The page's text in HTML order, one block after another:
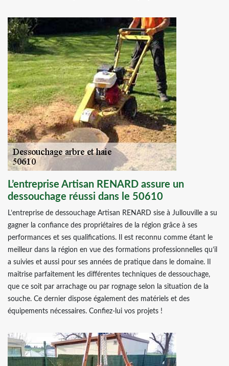
L’entreprise Artisan RENARD assure un
dessouchage réussi dans le 50610
L’entreprise de dessouchage Artisan RENARD sise à Jullouville a su
gagner la confiance des propriétaires de la région grâce à ses
performances et ses qualifications. Il est reconnu comme étant le
meilleur dans la région en vue des formations professionnelles qu’il
a suivies et aussi pour ses années de pratique dans le domaine. Il
maitrise parfaitement les différentes techniques de dessouchage,
que ce soit par arrachage ou par rognage selon la situation de la
souche. Ce dernier dispose également des matériels et des
équipements nécessaires. Confiez-lui vos projets !